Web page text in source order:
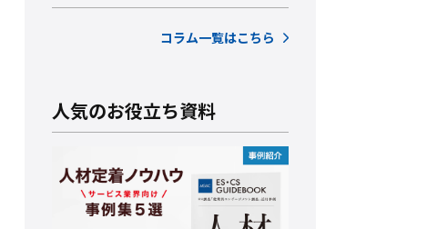
コラム一覧はこちら
人気のお役立ち資料